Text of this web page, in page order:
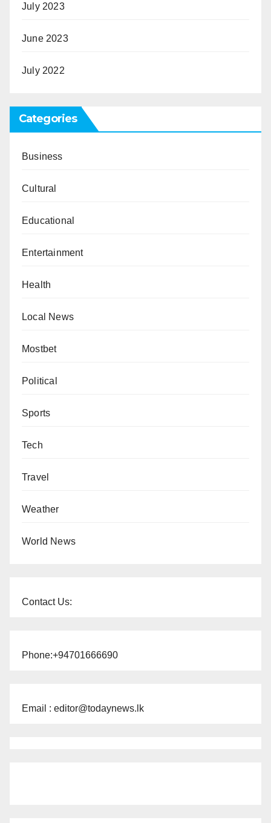
July 2023
June 2023
July 2022
Categories
Business
Cultural
Educational
Entertainment
Health
Local News
Mostbet
Political
Sports
Tech
Travel
Weather
World News
Contact Us:
Phone:+94701666690
Email : editor@todaynews.lk